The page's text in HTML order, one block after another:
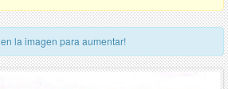
en la imagen para aumentar!